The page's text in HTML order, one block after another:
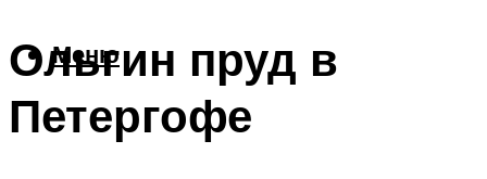
Меню
Ольгин пруд в
Петергофе